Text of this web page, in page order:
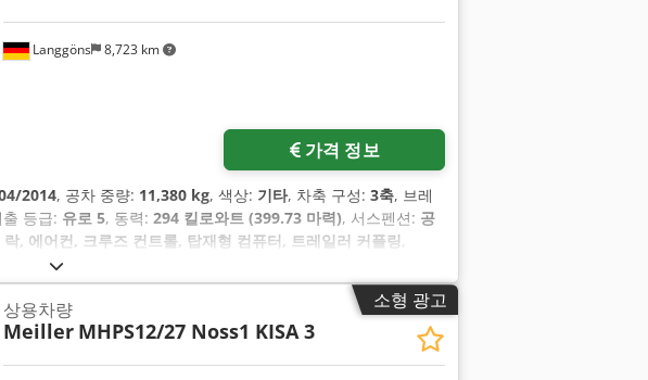
Langgöns 8,723 km
가격 정보
2014, 공차 중량: 11,380 kg, 색상: 기타, 차축 구성: 3축, 브레
등급: 유로 5, 동력: 294 킬로와트 (399.73 마력), 서스펜션: 공
, 에어컨, 크루즈 컨트롤, 탑재형 컴퓨터, 트레일러 커플링,
소형 광고
상용차량
Meiller MHPS12/27 Noss1 KISA 3